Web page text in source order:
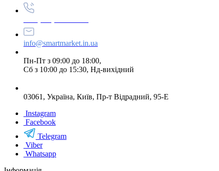
info@smartmarket.in.ua
Пн-Пт з 09:00 до 18:00,
Сб з 10:00 до 15:30, Нд-вихідний
03061, Україна, Київ, Пр-т Відрадний, 95-Е
Instagram
Facebook
Telegram
Viber
Whatsapp